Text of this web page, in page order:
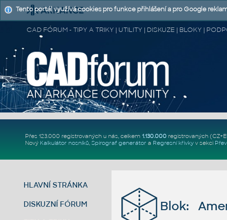
CAD FÓRUM - TIPY A TRIKY | UTILITY | DISKUZE | BLOKY |
Přes 123.000 registrovaných u nás, celkem 1.130.000registrovaných
Nový Kalkulátor nosníků, Spirograf generátor a Regresní křivkyv sekci
HLAVNÍ STRÁNKA
DISKUZNÍ FÓRUM Blok:
Tento portál využívá cookies pro funkce přihlášení a pro Google